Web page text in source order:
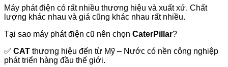
Máy phát điện có rất nhiều thương hiệu và xuất xứ. Chất
lượng khác nhau và giá cũng khác nhau rất nhiều.
Tại sao máy phát điện cũ nên chọn CaterPillar?
✅ CAT thương hiệu đến từ Mỹ – Nước có nền công nghiệp
phát triển hàng đầu thế giới.